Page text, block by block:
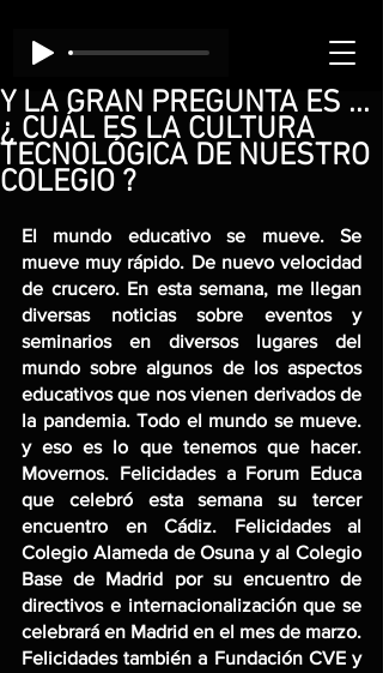
Y LA GRAN PREGUNTA ES ...
¿ CUÁL ES LA CULTURA
TECNOLÓGICA DE NUESTRO
COLEGIO ?
El mundo educativo se mueve. Se
mueve muy rápido. De nuevo velocidad
de crucero. En esta semana, me llegan
diversas noticias sobre eventos y
seminarios en diversos lugares del
mundo sobre algunos de los aspectos
educativos que nos vienen derivados de
la pandemia. Todo el mundo se mueve.
y eso es lo que tenemos que hacer.
Movernos. Felicidades a Forum Educa
que celebró esta semana su tercer
encuentro en Cádiz. Felicidades al
Colegio Alameda de Osuna y al Colegio
Base de Madrid por su encuentro de
directivos e internacionalización que se
celebrará en Madrid en el mes de marzo.
Felicidades también a Fundación CVE y